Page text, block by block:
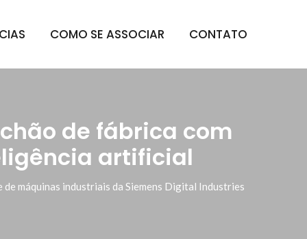
COMO SE ASSOCIAR CONTATO
de fábrica com
artificial
máquinas industriais da Siemens Digital Industries